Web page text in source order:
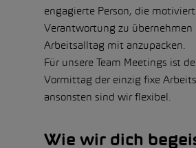
engagierte Person, die
Verantwortung zu übernehmen
Arbeitsalltag mit anzupacken.
Für unsere Team Meetings ist
Vormittag der einzig fixe
ansonsten sind wir flexibel.
Wie wir dich